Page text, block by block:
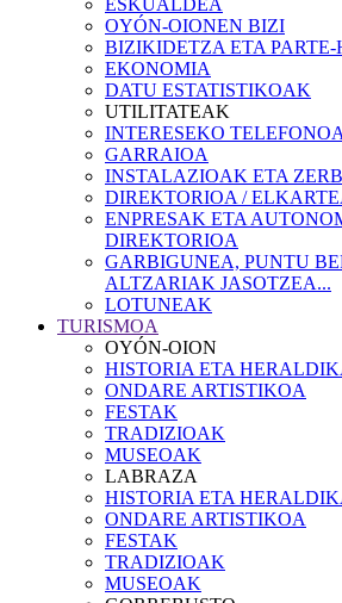
ESKUALDEA
OYÓN-OIONEN BIZI
BIZIKIDETZA ETA PARTE-
EKONOMIA
DATU ESTATISTIKOAK
UTILITATEAK
INTERESEKO
GARRAIOA
INSTALAZIOAK ETA
DIREKTORIOA /
ENPRESAK ETA
DIREKTORIOA
GARBIGUNEA, PUNTU
ALTZARIAK JASOTZEA...
LOTUNEAK
TURISMOA
OYÓN-OION
HISTORIA ETA
ONDARE ARTISTIKOA
FESTAK
TRADIZIOAK
MUSEOAK
LABRAZA
HISTORIA ETA
ONDARE ARTISTIKOA
FESTAK
TRADIZIOAK
MUSEOAK